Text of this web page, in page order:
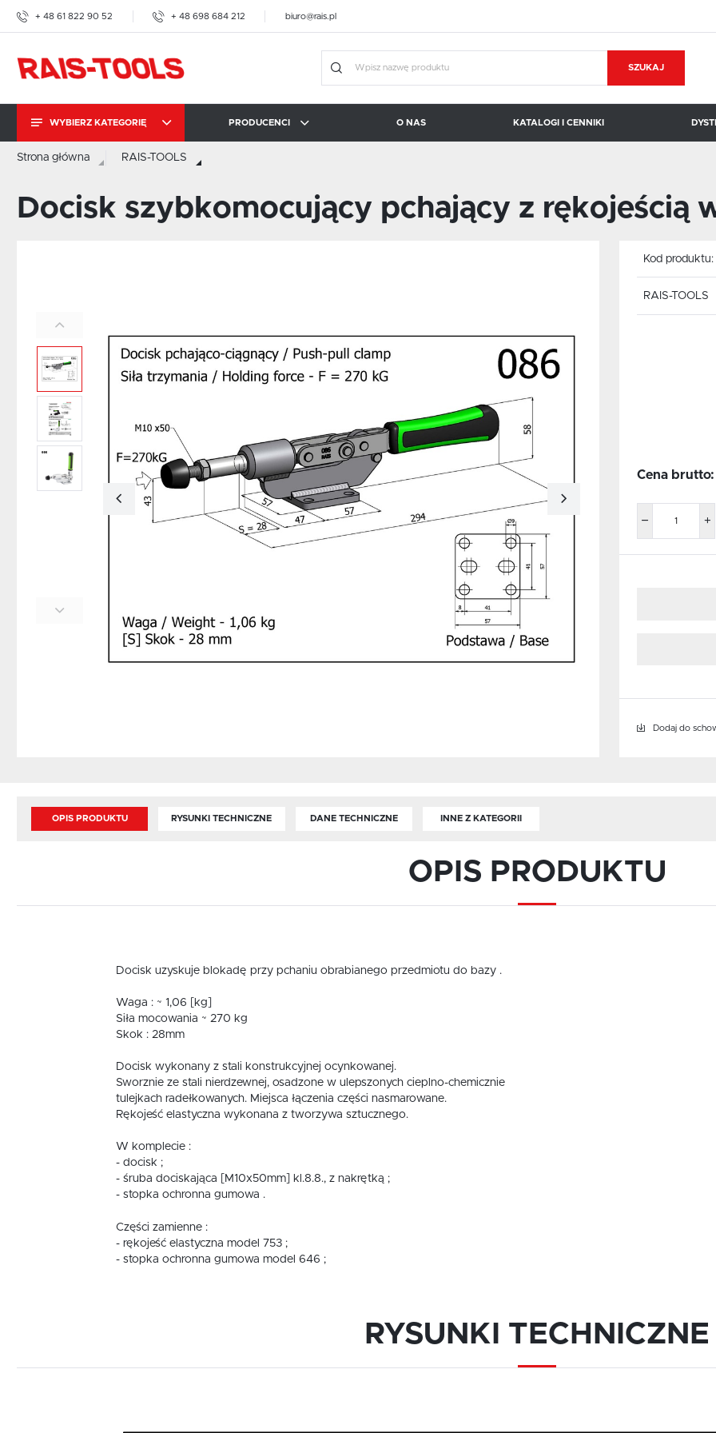
+ 48 61 822 90 52 + 48 698 684 212 biuro@rais.pl
SZUKAJ
WYBIERZ KATEGORIĘ
PRASKI ŚRUBOWE
BRAUER
BESSEY TOOL
PRODUCENCI O NAS KATALOGI I CENNIKI
Strona główna RAIS-TOOLS
Docisk szybkomocujący pchający z rękojeścią
Kod
RAIS-TOOLS
Cena
Dodaj do
OPIS PRODUKTU RYSUNKI TECHNICZNE DANE TECHNICZNE INNE Z KATEGORII
OPIS PRODUKTU
Docisk uzyskuje blokadę przy pchaniu obrabianego przedmiotu do bazy .
Waga : ~ 1,06 [kg]
Siła mocowania ~ 270 kg
Skok : 28mm
Docisk wykonany z stali konstrukcyjnej ocynkowanej.
Sworznie ze stali nierdzewnej, osadzone w ulepszonych cieplno-chemicznie
tulejkach radełkowanych. Miejsca łączenia części nasmarowane.
Rękojeść elastyczna wykonana z tworzywa sztucznego.
W komplecie :
- docisk ;
- śruba dociskająca [M10x50mm] kl.8.8., z nakrętką ;
- stopka ochronna gumowa .
Części zamienne :
- rękojeść elastyczna model 753 ;
- stopka ochronna gumowa model 646 ;
RYSUNKI TECHNICZNE